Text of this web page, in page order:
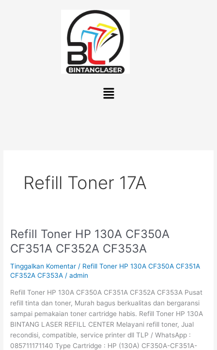
Menu
Refill Toner 17A
Refill Toner HP 130A CF350A
CF351A CF352A CF353A
Tinggalkan Komentar / Refill Toner HP 130A CF350A CF351A
CF352A CF353A /admin
Refill Toner HP 130A CF350A CF351A CF352A CF353A Pusat
refill tinta dan toner, Murah bagus berkualitas dan bergaransi
sampai pemakaian toner cartridge habis. Refill Toner HP 130A
BINTANG LASER REFILL CENTER Melayani refill toner, Jual
recondisi, compatible, service printer dll TLP / WhatsApp :
085711171140 Type Cartridge : HP (130A) CF350A-CF351A-
Refill
Toner
HP
130A
CF350A
CF352A
CF353A